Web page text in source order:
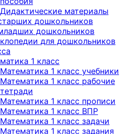
Дидактические материалы
дошкольников
дошкольников
для дошкольников
1 класс
Математика 1 класс учебники
Математика 1 класс рабочие
тетради
Математика 1 класс прописи
Математика 1 класс ВПР
Математика 1 класс задачи
Математика 1 класс задания